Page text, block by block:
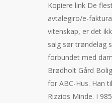
Kopiere link De
avtalegiro/e-
vitenskap, er det
salg sør trøndelag
forbundet med
Brødholt Gård
for ABC-Hus. Han
Rizzios Minde. I